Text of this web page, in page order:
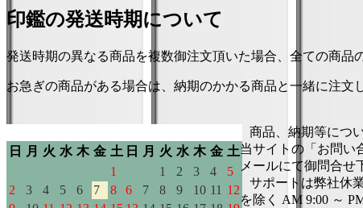
印鑑の発送時期について
発送時期の異なる商品を複数御注文頂いた場合、全ての商品
お急ぎの商品がある場合は、納期のかかる商品と一緒に注文